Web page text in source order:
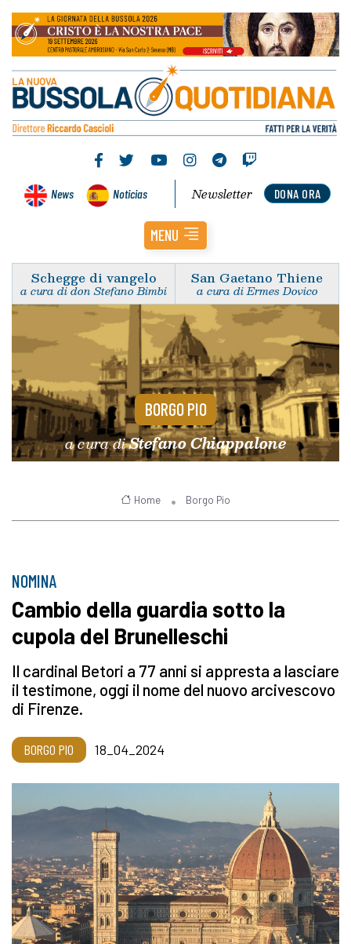
News Noticias DONA ORA
Newsletter
MENU
Schegge di vangelo
a cura di don Stefano Bimbi
San Gaetano Thiene
a cura di Ermes Dovico
BORGO PIO
a cura diStefano Chiappalone
Home Borgo Pio
NOMINA
Cambio della guardia sotto la
cupola del Brunelleschi
Il cardinal Betori a 77 anni si appresta a lasciare
il testimone, oggi il nome del nuovo arcivescovo
di Firenze.
BORGO PIO 18_04_2024